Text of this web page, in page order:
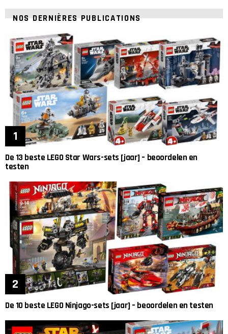
NOS DERNIÈRES PUBLICATIONS
De 13 beste LEGO Star Wars-sets [jaar] – beoordelen en
testen
De 10 beste LEGO Ninjago-sets [jaar] – beoordelen en testen